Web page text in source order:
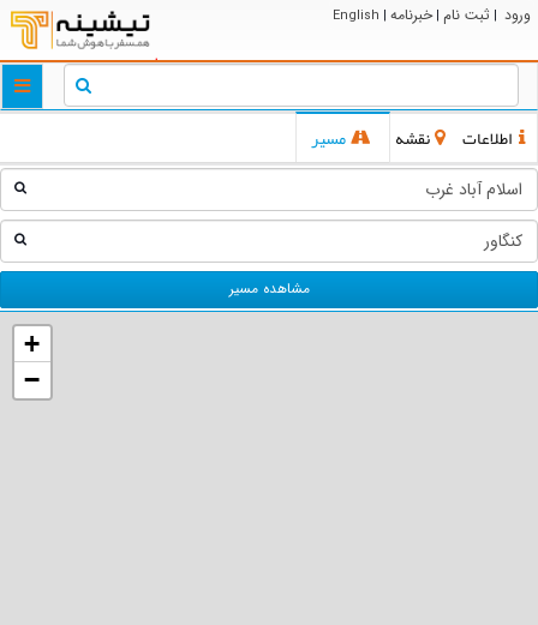
ورود | ثبت نام | خبرنامه |
English
اطلاعات نقشه مسیر
مشاهده مسیر
+
−